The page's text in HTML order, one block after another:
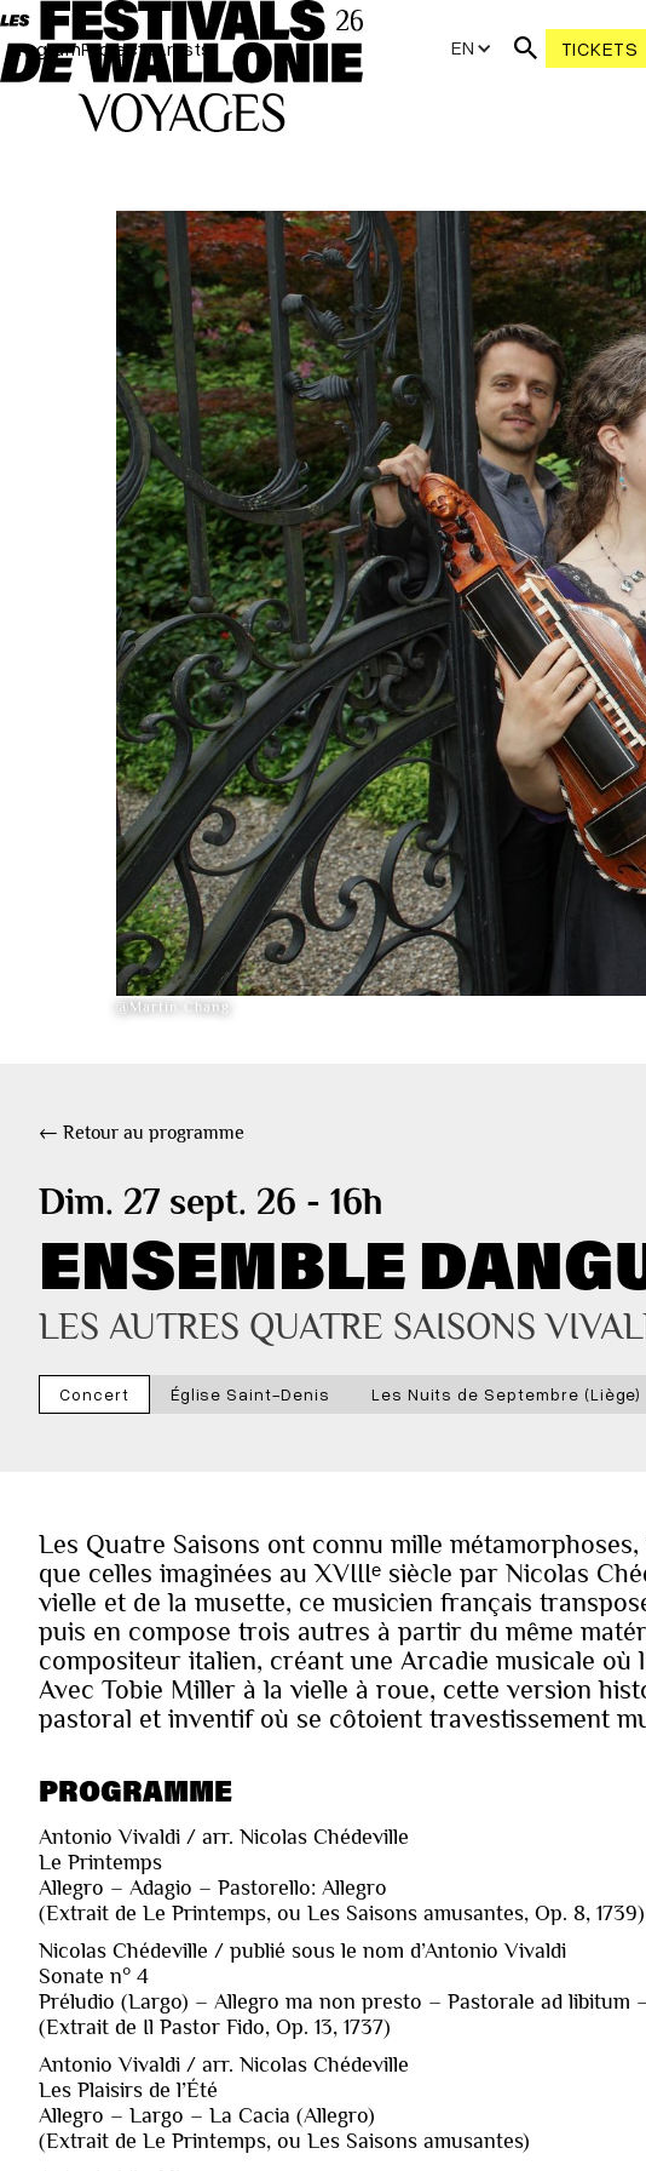
ProgramProjectsArtists EN TICKETS
@Martin Chang
← Retour au programme
Dim. 27 sept. 26 - 16h
ENSEMBLE
LES AUTRES QUATRE SAISONS
Concert Église Saint-Denis Les Nuits de Septembre (Liège)
Les Quatre Saisons ont connu mille
que celles imaginées au XVIIIᵉ siècle par Nicolas
vielle et de la musette, ce musicien français
puis en compose trois autres à partir du même
compositeur italien, créant une Arcadie musicale où
Avec Tobie Miller à la vielle à roue, cette version
pastoral et inventif où se côtoient travestissement
PROGRAMME
Antonio Vivaldi / arr. Nicolas Chédeville
Le Printemps
Allegro – Adagio – Pastorello: Allegro
(Extrait de Le Printemps, ou Les Saisons amusantes, Op. 8, 1739)
Nicolas Chédeville / publié sous le nom d’Antonio Vivaldi
Sonate n° 4
Préludio (Largo) – Allegro ma non presto – Pastorale ad libitum
(Extrait de Il Pastor Fido, Op. 13, 1737)
Antonio Vivaldi / arr. Nicolas Chédeville
Les Plaisirs de l’Été
Allegro – Largo – La Cacia (Allegro)
(Extrait de Le Printemps, ou Les Saisons amusantes)